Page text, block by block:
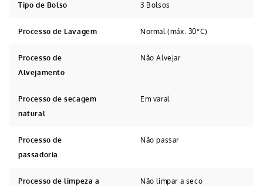
Tipo de Bolso 3 Bolsos
Processo de Lavagem Normal (máx. 30°C)
Processo de
Alvejamento
Não Alvejar
Processo de secagem
natural
Em varal
Processo de
passadoria
Não passar
Processo de limpeza a
Não limpar a seco